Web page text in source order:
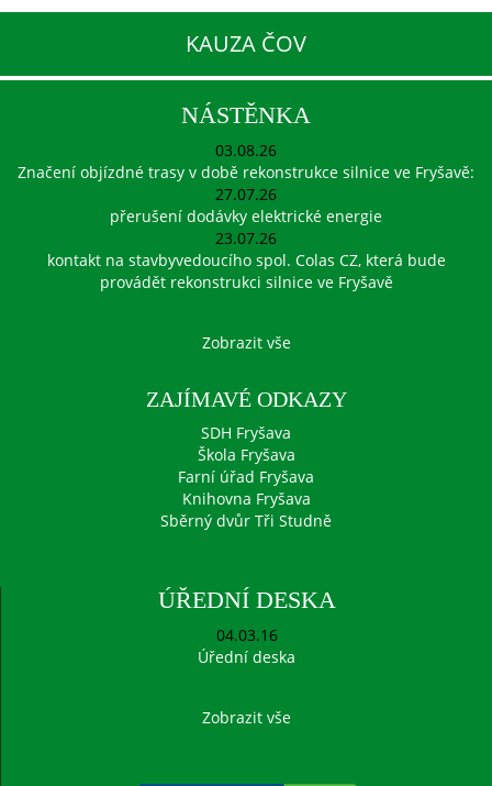
KAUZA ČOV
NÁSTĚNKA
03.08.26
Značení objízdné trasy v době rekonstrukce silnice ve Fryšavě:
27.07.26
přerušení dodávky elektrické energie
23.07.26
kontakt na stavbyvedoucího spol. Colas CZ, která bude
provádět rekonstrukci silnice ve Fryšavě
Zobrazit vše
ZAJÍMAVÉ ODKAZY
SDH Fryšava
Škola Fryšava
Farní úřad Fryšava
Knihovna Fryšava
Sběrný dvůr Tři Studně
ÚŘEDNÍ DESKA
04.03.16
Úřední deska
Zobrazit vše